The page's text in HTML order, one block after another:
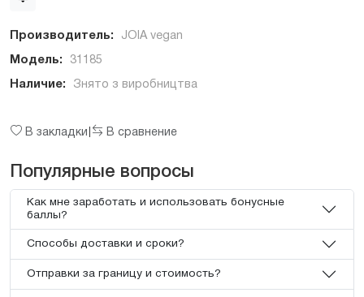
Производитель: JOIA vegan
Модель: 31185
Наличие: Знято з виробництва
В закладки В сравнение
Популярные вопросы
Как мне заработать и использовать бонусные
баллы?
Способы доставки и сроки?
Отправки за границу и стоимость?